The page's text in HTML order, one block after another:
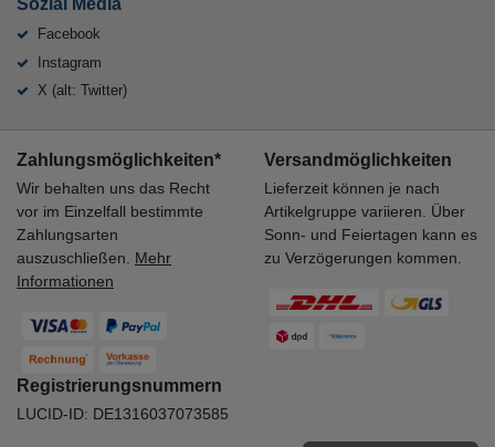
Facebook
Instagram
X (alt: Twitter)
Zahlungsmöglichkeiten*
Wir behalten uns das Recht
vor im Einzelfall bestimmte
Zahlungsarten
auszuschließen. Mehr
Informationen
Versandmöglichkeiten
Lieferzeit können je nach
Artikelgruppe variieren. Über
Sonn- und Feiertagen kann es
zu Verzögerungen kommen.
Registrierungsnummern
LUCID-ID: DE1316037073585